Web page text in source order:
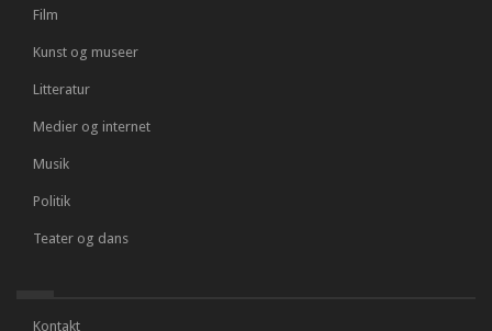
Film
Kunst og museer
Litteratur
Medier og internet
Musik
Politik
Teater og dans
Kontakt